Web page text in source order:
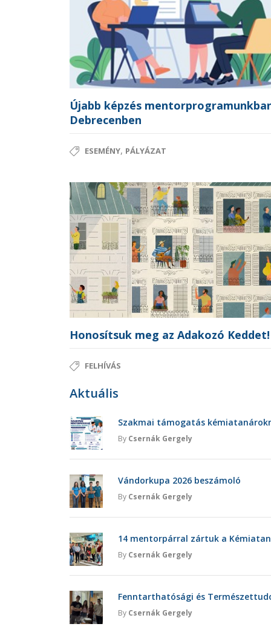
Újabb képzés
Debrecenben
ESEMÉNY, PÁLYÁZAT
Honosítsuk meg az Adakozó Keddet!
FELHÍVÁS
Aktuális
Szakmai támogatás
By Csernák Gergely
Vándorkupa 2026 beszámoló
By Csernák Gergely
14 mentorpárral zártuk a
By Csernák Gergely
Fenntarthatósági és
By Csernák Gergely